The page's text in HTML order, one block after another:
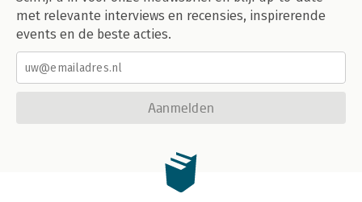
met relevante interviews en recensies, inspirerende
events en de beste acties.
Aanmelden